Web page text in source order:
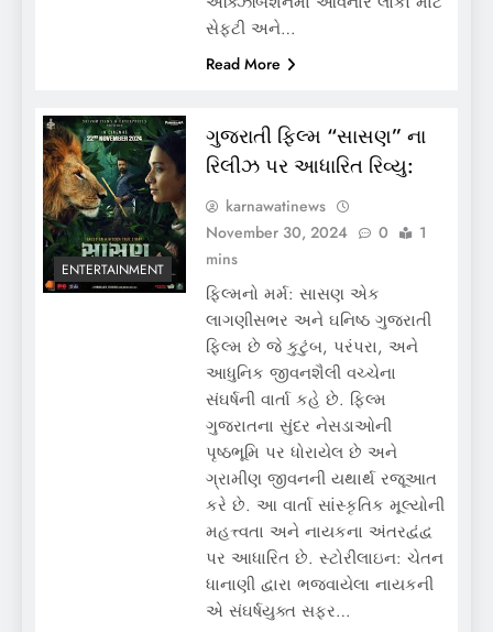
સેફટી અને…
Read More
ENTERTAINMENT
ગુજરાતી ફિલ્મ “સાસણ” ના
રિલીઝ પર આધારિત રિવ્યુ:
karnawatinews
November 30, 2024
0
1
mins
ફિલ્મનો મર્મ: સાસણ એક
લાગણીસભર અને ઘનિષ્ઠ ગુજરાતી
ફિલ્મ છે જે કુટુંબ, પરંપરા, અને
આધુનિક જીવનશૈલી વચ્ચેના
સંઘર્ષની વાર્તા કહે છે. ફિલ્મ
ગુજરાતના સુંદર નેસડાઓની
પૃષ્ઠભૂમિ પર ધોરાયેલ છે અને
ગ્રામીણ જીવનની યથાર્થ રજૂઆત
કરે છે. આ વાર્તા સાંસ્કૃતિક મૂલ્યોની
મહત્ત્વતા અને નાયકના અંતરદ્વંદ્વ
પર આધારિત છે. સ્ટોરીલાઇન: ચેતન
ધાનાણી દ્વારા ભજવાયેલા નાયકની
એ સંઘર્ષયુક્ત સફર…